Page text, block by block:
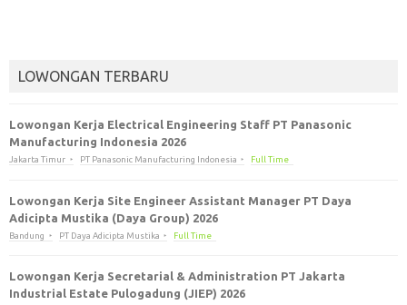
LOWONGAN TERBARU
Lowongan Kerja Electrical Engineering Staff PT Panasonic
Manufacturing Indonesia 2026
Jakarta Timur PT Panasonic Manufacturing Indonesia Full Time
Lowongan Kerja Site Engineer Assistant Manager PT Daya
Adicipta Mustika (Daya Group) 2026
Bandung PT Daya Adicipta Mustika Full Time
Lowongan Kerja Secretarial & Administration PT Jakarta
Industrial Estate Pulogadung (JIEP) 2026